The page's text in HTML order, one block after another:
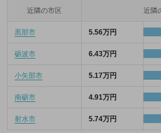
近隣の市区 近隣
黒部市 5.56万円
砺波市 6.43万円
小矢部市 5.17万円
南砺市 4.91万円
射水市 5.74万円